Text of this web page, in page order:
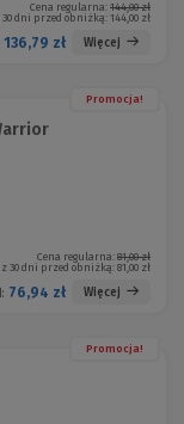
Cena regularna: 144,00 zł
dni przed obniżką:144,00 zł
136,79 zł Więcej
Promocja!
Cena regularna: 81,00 zł
30 dni przed obniżką: 81,00 zł
76,94 zł Więcej
Promocja!